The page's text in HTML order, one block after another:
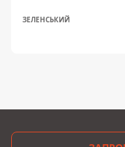
ЗЕЛЕНСЬКИЙ